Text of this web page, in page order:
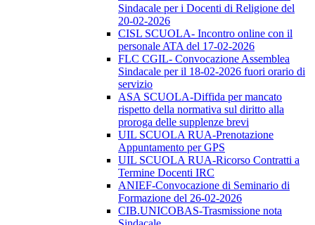
Sindacale per i Docenti di Religione del
20-02-2026
CISL SCUOLA- Incontro online con il
personale ATA del 17-02-2026
FLC CGIL- Convocazione Assemblea
Sindacale per il 18-02-2026 fuori orario di
servizio
ASA SCUOLA-Diffida per mancato
rispetto della normativa sul diritto alla
proroga delle supplenze brevi
UIL SCUOLA RUA-Prenotazione
Appuntamento per GPS
UIL SCUOLA RUA-Ricorso Contratti a
Termine Docenti IRC
ANIEF-Convocazione di Seminario di
Formazione del 26-02-2026
CIB.UNICOBAS-Trasmissione nota